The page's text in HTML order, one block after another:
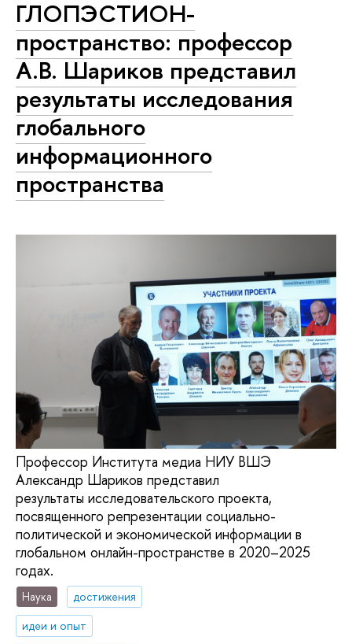
ГЛОПЭСТИОН-
пространство: профессор
А.В. Шариков представил
результаты исследования
глобального
информационного
пространства
Профессор Института медиа НИУ ВШЭ
Александр Шариков представил
результаты исследовательского проекта,
посвященного репрезентации социально-
политической и экономической информации в
глобальном онлайн-пространстве в 2020–2025
годах.
Наука
достижения
идеи и опыт